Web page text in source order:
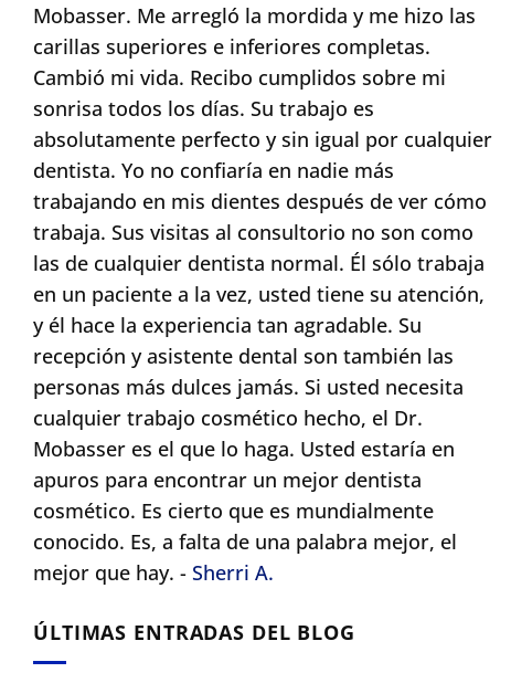
Mobasser. Me arregló la mordida y me hizo las
carillas superiores e inferiores completas.
Cambió mi vida. Recibo cumplidos sobre mi
sonrisa todos los días. Su trabajo es
absolutamente perfecto y sin igual por cualquier
dentista. Yo no confiaría en nadie más
trabajando en mis dientes después de ver cómo
trabaja. Sus visitas al consultorio no son como
las de cualquier dentista normal. Él sólo trabaja
en un paciente a la vez, usted tiene su atención,
y él hace la experiencia tan agradable. Su
recepción y asistente dental son también las
personas más dulces jamás. Si usted necesita
cualquier trabajo cosmético hecho, el Dr.
Mobasser es el que lo haga. Usted estaría en
apuros para encontrar un mejor dentista
cosmético. Es cierto que es mundialmente
conocido. Es, a falta de una palabra mejor, el
mejor que hay. - Sherri A.
ÚLTIMAS ENTRADAS DEL BLOG